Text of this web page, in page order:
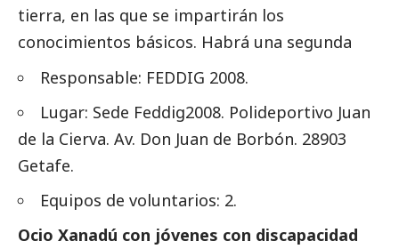
tierra, en las que se impartirán los
conocimientos básicos. Habrá una segunda
Responsable: FEDDIG 2008.
Lugar: Sede Feddig2008. Polideportivo Juan
de la Cierva. Av. Don Juan de Borbón. 28903
Getafe.
​Equipos de voluntarios: 2.
Ocio Xanadú con jóvenes con discapacidad